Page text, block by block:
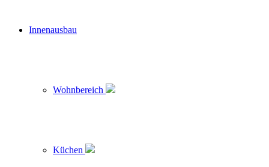
Innenausbau
Wohnbereich
Küchen